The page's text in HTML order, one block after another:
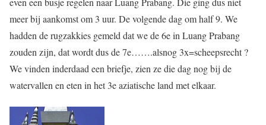
meer bij aankomst om 3 uur. De volgende dag om half 9. We
hadden de rugzakkies gemeld dat we de 6e in Luang Prabang
zouden zijn, dat wordt dus de 7e…….alsnog 3x=scheepsrecht ?
We vinden inderdaad een briefje, zien ze die dag nog bij de
watervallen en eten in het 3e aziatische land met elkaar.